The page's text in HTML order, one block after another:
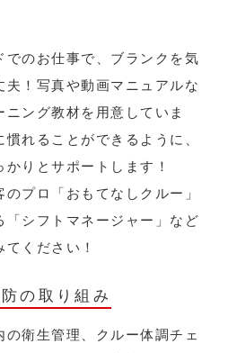
でのお仕事で、ブランクを気
夫！写真や動画マニュアルな
ング教材を用意していま
れることができるように、
りとサポートします！
プロ「おもてなしクルー」
「シフトマネージャー」など
ください！
の取り組み
衛生管理、クルー体調チェ